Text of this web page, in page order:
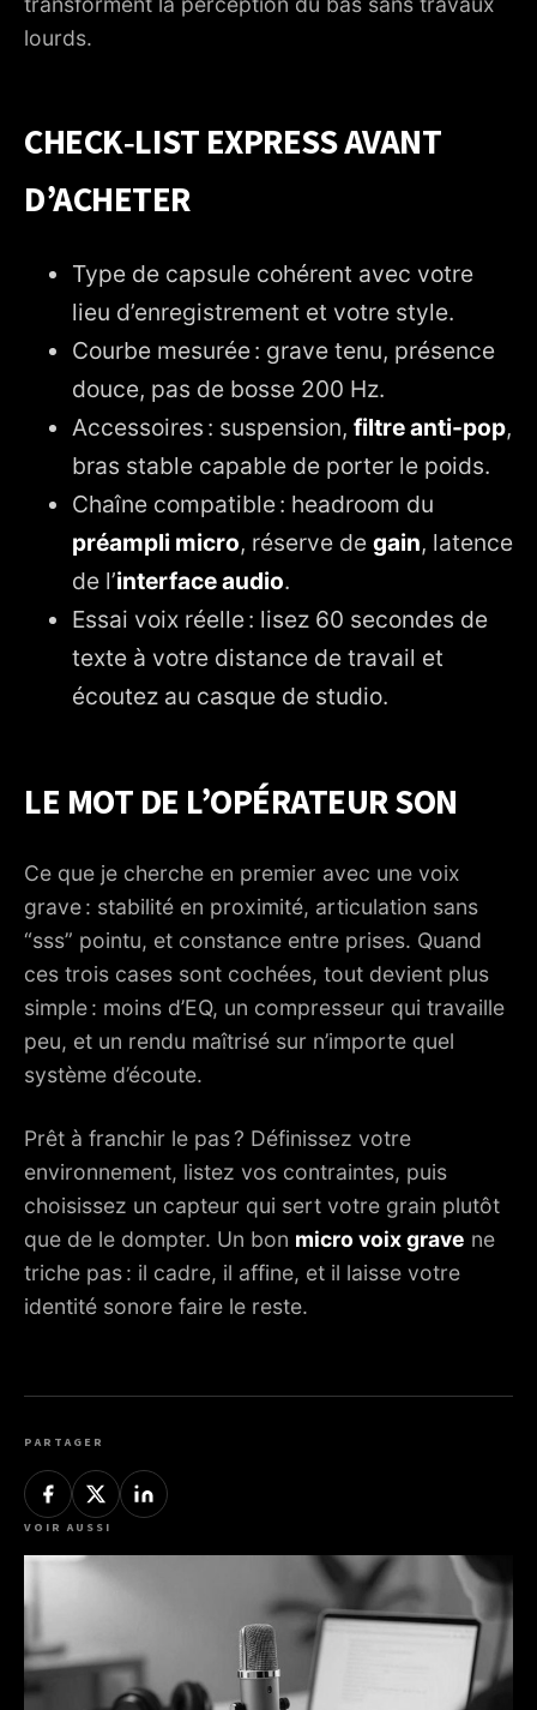
lourds.
CHECK‑LIST EXPRESS AVANT
D’ACHETER
Type de capsule cohérent avec votre
lieu d’enregistrement et votre style.
Courbe mesurée : grave tenu, présence
douce, pas de bosse 200 Hz.
Accessoires : suspension, filtre anti-pop,
bras stable capable de porter le poids.
Chaîne compatible : headroom du
préampli micro, réserve de gain, latence
de l’interface audio.
Essai voix réelle : lisez 60 secondes de
texte à votre distance de travail et
écoutez au casque de studio.
LE MOT DE L’OPÉRATEUR SON
Ce que je cherche en premier avec une voix
grave : stabilité en proximité, articulation sans
“sss” pointu, et constance entre prises. Quand
ces trois cases sont cochées, tout devient plus
simple : moins d’EQ, un compresseur qui travaille
peu, et un rendu maîtrisé sur n’importe quel
système d’écoute.
Prêt à franchir le pas ? Définissez votre
environnement, listez vos contraintes, puis
choisissez un capteur qui sert votre grain plutôt
que de le dompter. Un bon micro voix grave ne
triche pas : il cadre, il affine, et il laisse votre
identité sonore faire le reste.
PARTAGER
VOIR AUSSI